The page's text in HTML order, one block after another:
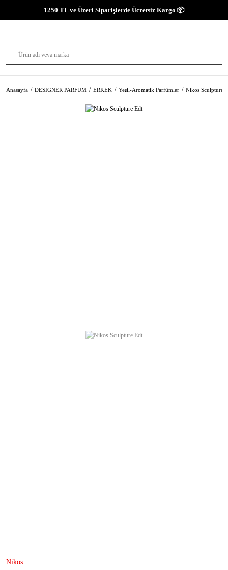
1250 TL ve Üzeri Siparişlerde Ücretsiz Kargo 📦
Anasayfa DESIGNER PARFUM ERKEK Yeşil-Aromatik Parfümler Nikos Sculpture
Nikos